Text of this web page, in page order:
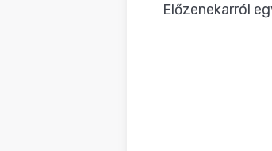
Előzenekarról